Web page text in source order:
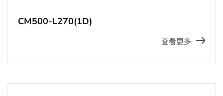
CM500-L270(1D)
查看更多